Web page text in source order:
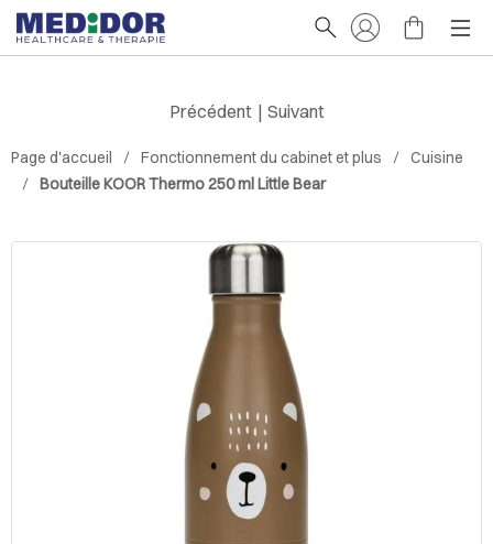
Page d'accueil Fonctionnement du cabinet et plus
Cuisine
Bouteille KOOR Thermo 250 ml Little Bear
Précédent | Suivant